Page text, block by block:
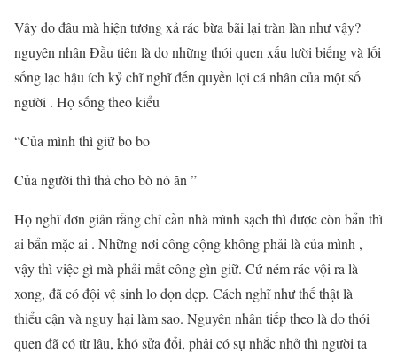
Vậy do đâu mà hiện tượng xả rác bừa bãi lại tràn làn như vậy?
nguyên nhân Đầu tiên là do những thói quen xấu lười biếng và lối
sống lạc hậu ích kỷ chĩ nghĩ đến quyền lợi cá nhân của một số
người . Họ sống theo kiểu
“Của mình thì giữ bo bo
Của người thì thả cho bò nó ăn ”
Họ nghĩ đơn giản rằng chỉ cần nhà mình sạch thì được còn bẩn thì
ai bẩn mặc ai . Những nơi công cộng không phải là của mình ,
vậy thì việc gì mà phải mất công gìn giữ. Cứ ném rác vội ra là
xong, đã có đội vệ sinh lo dọn dẹp. Cách nghĩ như thế thật là
thiểu cận và nguy hại làm sao. Nguyên nhân tiếp theo là do thói
quen đã có từ lâu, khó sửa đổi, phải có sự nhắc nhở thì người ta